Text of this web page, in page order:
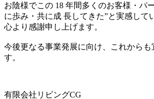
お陰様でこの 18 年間多くのお客様・パ
に歩み・共に成 長してきた”と実感して
心より感謝申し上げます。
今後更なる事業発展に向け、これからも
す。
有限会社リビングCG